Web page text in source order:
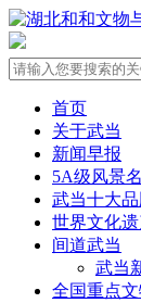
首页
关于武当
新闻早报
5A级风景
武当十大
世界文化
间道武当
武当
全国重点